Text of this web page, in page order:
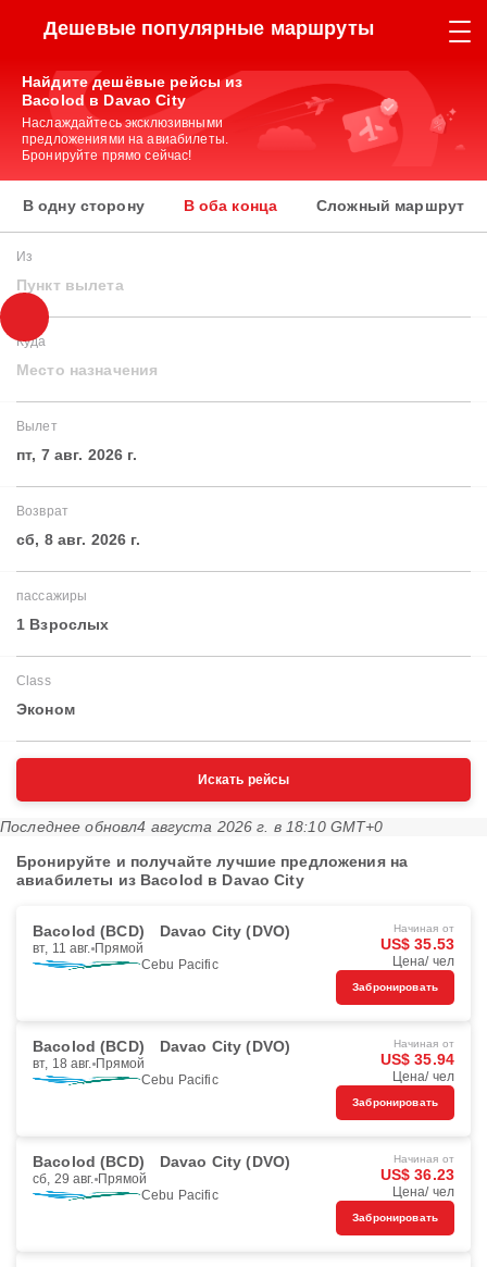
Дешевые популярные маршруты
Найдите дешёвые рейсы из
Bacolod в Davao City
Наслаждайтесь эксклюзивными
предложениями на авиабилеты.
Бронируйте прямо сейчас!
В одну сторону В оба конца Сложный маршрут
Из
Пункт вылета
Куда
Место назначения
Вылет
пт, 7 авг. 2026 г.
Возврат
сб, 8 авг. 2026 г.
пассажиры
1 Взрослых
Class
Эконом
Искать рейсы
Последнее обновл4 августа 2026 г. в 18:10 GMT+0
Бронируйте и получайте лучшие предложения на
авиабилеты из Bacolod в Davao City
Bacolod (BCD) Davao City (DVO)
вт, 11 авг. Прямой
Cebu Pacific
Начиная от
US$ 35.53
Цена/ чел
Забронировать
Bacolod (BCD) Davao City (DVO)
вт, 18 авг. Прямой
Cebu Pacific
Начиная от
US$ 35.94
Цена/ чел
Забронировать
Bacolod (BCD) Davao City (DVO)
сб, 29 авг. Прямой
Cebu Pacific
Начиная от
US$ 36.23
Цена/ чел
Забронировать